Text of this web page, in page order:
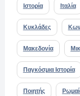
Ιστορία Ιταλία
Κυκλάδες
Μακεδονία
Παγκόσμια Ιστορία
Ποιητής